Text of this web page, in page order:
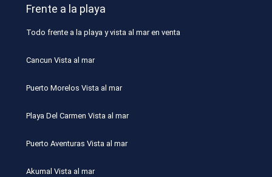
Frente a la playa
Todo frente a la playa y vista al mar en venta
Cancun Vista al mar
Puerto Morelos Vista al mar
Playa Del Carmen Vista al mar
Puerto Aventuras Vista al mar
Akumal Vista al mar